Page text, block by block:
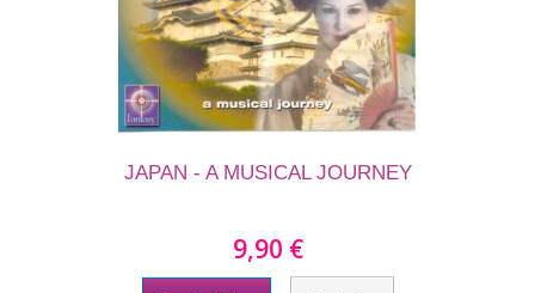
JAPAN - A MUSICAL JOURNEY
9,90 €